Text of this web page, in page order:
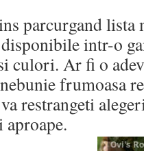
parcurgand lista
intr-o
culori. Ar fi o
frumoasa
restrangeti